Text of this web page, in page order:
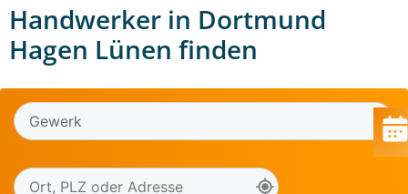
Handwerker in Dortmund
Hagen Lünen finden